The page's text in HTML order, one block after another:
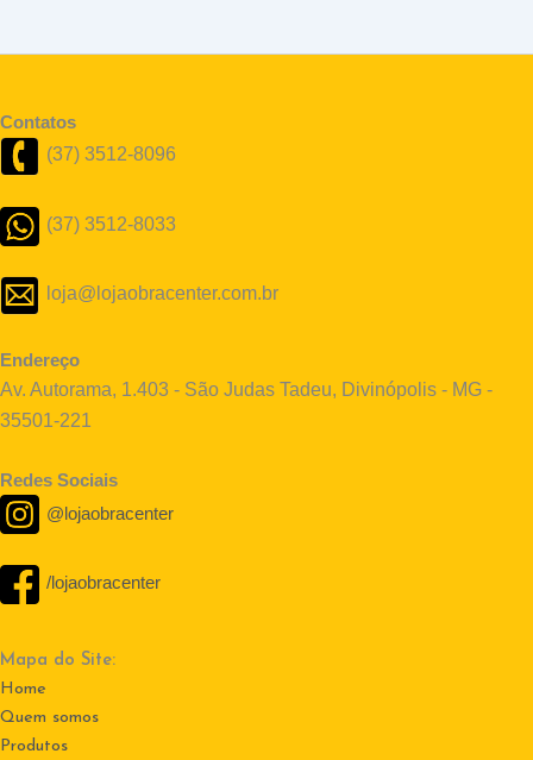
Contatos
(37) 3512-8096
(37) 3512-8033
loja@lojaobracenter.com.br
Endereço
Av. Autorama, 1.403 - São Judas Tadeu, Divinópolis - MG -
35501-221
Redes Sociais
@lojaobracenter
/lojaobracenter
Mapa do Site:
Home
Quem somos
Produtos